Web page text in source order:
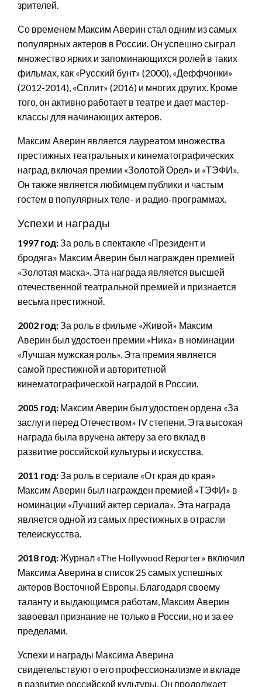
зрителей.
Со временем Максим Аверин стал одним из самых
популярных актеров в России. Он успешно сыграл
множество ярких и запоминающихся ролей в таких
фильмах, как «Русский бунт» (2000), «Деффчонки»
(2012-2014), «Сплит» (2016) и многих других. Кроме
того, он активно работает в театре и дает мастер-
классы для начинающих актеров.
Максим Аверин является лауреатом множества
престижных театральных и кинематографических
наград, включая премии «Золотой Орел» и «ТЭФИ».
Он также является любимцем публики и частым
гостем в популярных теле- и радио-программах.
Успехи и награды
1997 год:За роль в спектакле «Президент и
бродяга» Максим Аверин был награжден премией
«Золотая маска». Эта награда является высшей
отечественной театральной премией и признается
весьма престижной.
2002 год:За роль в фильме «Живой» Максим
Аверин был удостоен премии «Ника» в номинации
«Лучшая мужская роль». Эта премия является
самой престижной и авторитетной
кинематографической наградой в России.
2005 год: Максим Аверин был удостоен ордена «За
заслуги перед Отечеством» IV степени. Эта высокая
награда была вручена актеру за его вклад в
развитие российской культуры и искусства.
2011 год:За роль в сериале «От края до края»
Максим Аверин был награжден премией «ТЭФИ» в
номинации «Лучший актер сериала». Эта награда
является одной из самых престижных в отрасли
телеискусства.
2018 год:Журнал «The Hollywood Reporter» включил
Максима Аверина в список 25 самых успешных
актеров Восточной Европы. Благодаря своему
таланту и выдающимся работам, Максим Аверин
завоевал признание не только в России, но и за ее
пределами.
Успехи и награды Максима Аверина
свидетельствуют о его профессионализме и вкладе
в развитие российской культуры. Он продолжает